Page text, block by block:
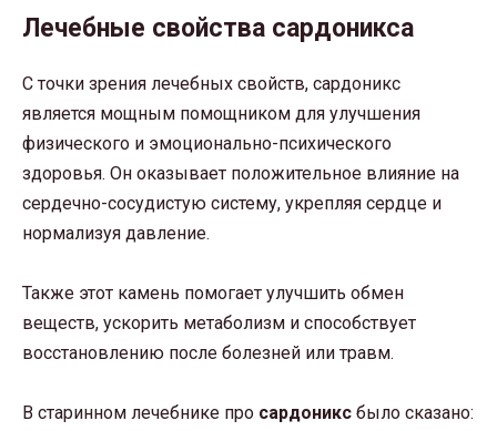
Лечебные свойства сардоникса
С точки зрения лечебных свойств, сардоникс
является мощным помощником для улучшения
физического и эмоционально-психического
здоровья. Он оказывает положительное влияние на
сердечно-сосудистую систему, укрепляя сердце и
нормализуя давление.
Также этот камень помогает улучшить обмен
веществ, ускорить метаболизм и способствует
восстановлению после болезней или травм.
В старинном лечебнике про сардоникс было сказано: